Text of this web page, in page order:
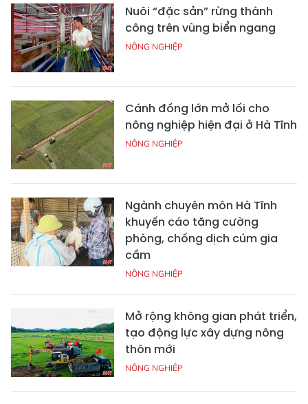
Nuôi “đặc sản” rừng thành
công trên vùng biển ngang
NÔNG NGHIỆP
Cánh đồng lớn mở lối cho
nông nghiệp hiện đại ở Hà Tĩnh
NÔNG NGHIỆP
Ngành chuyên môn Hà Tĩnh
khuyến cáo tăng cường
phòng, chống dịch cúm gia
cầm
NÔNG NGHIỆP
Mở rộng không gian phát triển,
tạo động lực xây dựng nông
thôn mới
NÔNG NGHIỆP